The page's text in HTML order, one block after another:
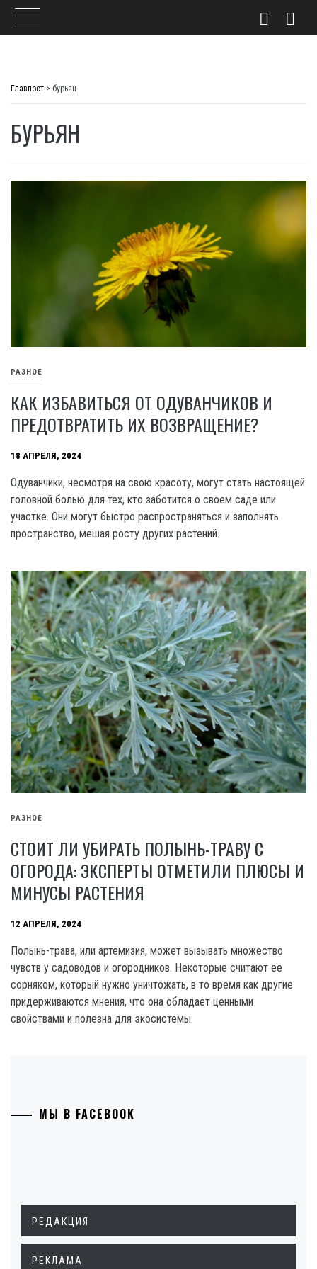
Главпост > бурьян
БУРЬЯН
РАЗНОЕ
КАК ИЗБАВИТЬСЯ ОТ ОДУВАНЧИКОВ И
ПРЕДОТВРАТИТЬ ИХ ВОЗВРАЩЕНИЕ?
18 АПРЕЛЯ, 2024
Одуванчики, несмотря на свою красоту, могут стать настоящей
головной болью для тех, кто заботится о своем саде или
участке. Они могут быстро распространяться и заполнять
пространство, мешая росту других растений.
РАЗНОЕ
СТОИТ ЛИ УБИРАТЬ ПОЛЫНЬ-ТРАВУ С
ОГОРОДА: ЭКСПЕРТЫ ОТМЕТИЛИ ПЛЮСЫ И
МИНУСЫ РАСТЕНИЯ
12 АПРЕЛЯ, 2024
Полынь-трава, или артемизия, может вызывать множество
чувств у садоводов и огородников. Некоторые считают ее
сорняком, который нужно уничтожать, в то время как другие
придерживаются мнения, что она обладает ценными
свойствами и полезна для экосистемы.
МЫ В FACEBOOK
РЕДАКЦИЯ
РЕКЛАМА